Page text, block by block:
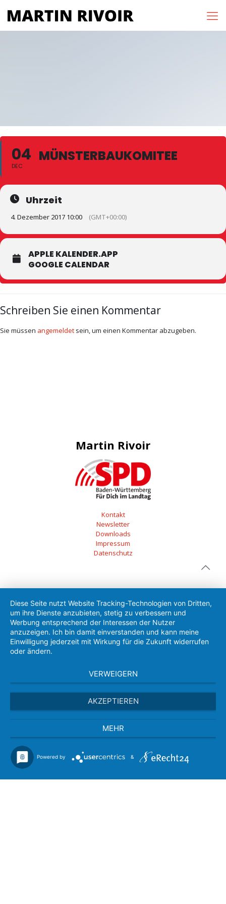
04
DEC
MÜNSTERBAUKOMITEE
Uhrzeit
4. Dezember 2017 10:00 (GMT+00:00)
APPLE KALENDER.APP
GOOGLE CALENDAR
Schreiben Sie einen Kommentar
Sie müssen angemeldet sein, um einen Kommentar abzugeben.
Martin Rivoir
Kontakt
Newsletter
Downloads
Impressum
Datenschutz
Diese Seite nutzt Website Tracking-Technologien von Dritten,
um ihre Dienste anzubieten, stetig zu verbessern und
Werbung entsprechend der Interessen der Nutzer
anzuzeigen. Ich bin damit einverstanden und kann meine
Einwilligung jederzeit mit Wirkung für die Zukunft widerrufen
oder ändern.
VERWEIGERN
AKZEPTIEREN
MEHR
Powered by &